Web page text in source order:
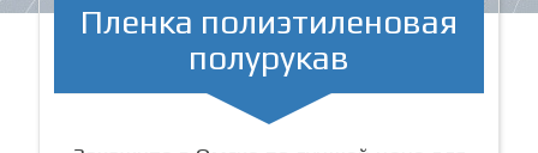
Пленка полиэтиленовая
полурукав